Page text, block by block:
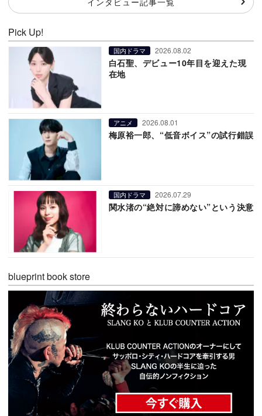
Pick Up!
国内ドラマ 2026.08.02
白石聖、デビュー10年目を迎えた現
在地
アニメ 2026.08.01
梅原裕一郎、“低音ボイス”の試行錯誤
国内ドラマ 2026.07.29
関水渚の“絶対に諦めない”という決意
blueprint book store